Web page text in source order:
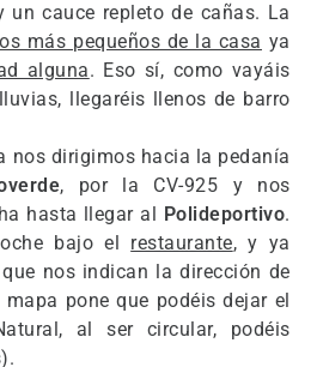
un cauce repleto de cañas. La
los más pequeños de la casa ya
alguna. Eso sí, como vayáis
llegaréis llenos de barro
nos dirigimos hacia la pedanía
, por la CV-925 y nos
hasta llegar al
Polideportivo.
bajo el restaurante, y ya
nos indican la dirección de
pone que podéis dejar el
al ser circular, podéis